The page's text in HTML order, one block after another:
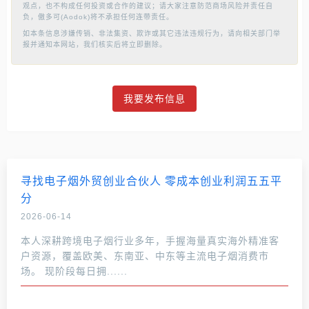
观点，也不构成任何投资或合作的建议；请大家注意防范商场风险并责任自
负，傲多可(Aodok)将不承担任何连带责任。
如本条信息涉嫌传销、非法集资、欺诈或其它违法违规行为，请向相关部门举
报并通知本网站，我们核实后将立即删除。
我要发布信息
寻找电子烟外贸创业合伙人 零成本创业利润五五平
分
2026-06-14
本人深耕跨境电子烟行业多年，手握海量真实海外精准客
户资源，覆盖欧美、东南亚、中东等主流电子烟消费市
场。 现阶段每日拥......